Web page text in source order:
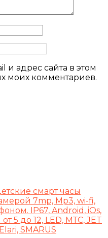
и адрес сайта в этом
моих комментариев.
смарт часы
7mp, Mp3, wi-fi,
IP67, Android, iOs,
5 до 12, LED, МТС, JET
SMARUS